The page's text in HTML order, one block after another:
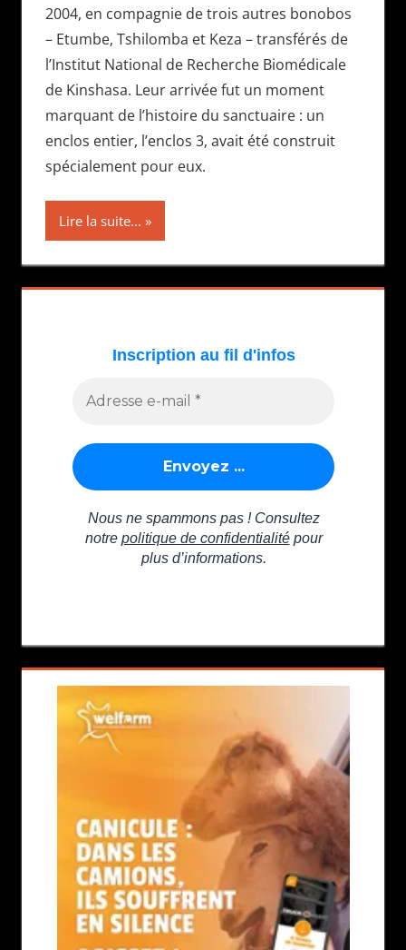
2004, en compagnie de trois autres bonobos
– Etumbe, Tshilomba et Keza – transférés de
l’Institut National de Recherche Biomédicale
de Kinshasa. Leur arrivée fut un moment
marquant de l’histoire du sanctuaire : un
enclos entier, l’enclos 3, avait été construit
spécialement pour eux.
Lire la suite...